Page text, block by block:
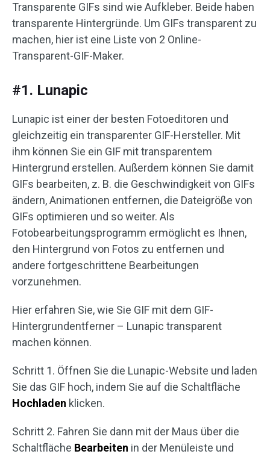
Transparente GIFs sind wie Aufkleber. Beide haben
transparente Hintergründe. Um GIFs transparent zu
machen, hier ist eine Liste von 2 Online-
Transparent-GIF-Maker.
#1. Lunapic
Lunapic ist einer der besten Fotoeditoren und
gleichzeitig ein transparenter GIF-Hersteller. Mit
ihm können Sie ein GIF mit transparentem
Hintergrund erstellen. Außerdem können Sie damit
GIFs bearbeiten, z. B. die Geschwindigkeit von GIFs
ändern, Animationen entfernen, die Dateigröße von
GIFs optimieren und so weiter. Als
Fotobearbeitungsprogramm ermöglicht es Ihnen,
den Hintergrund von Fotos zu entfernen und
andere fortgeschrittene Bearbeitungen
vorzunehmen.
Hier erfahren Sie, wie Sie GIF mit dem GIF-
Hintergrundentferner – Lunapic transparent
machen können.
Schritt 1. Öffnen Sie die Lunapic-Website und laden
Sie das GIF hoch, indem Sie auf die Schaltfläche
Hochladen klicken.
Schritt 2. Fahren Sie dann mit der Maus über die
Schaltfläche Bearbeiten in der Menüleiste und